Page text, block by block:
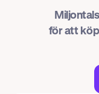
för att